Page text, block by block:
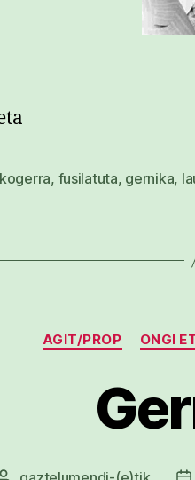
, fusilatuta, gernika,
AGIT/PROP ONGI